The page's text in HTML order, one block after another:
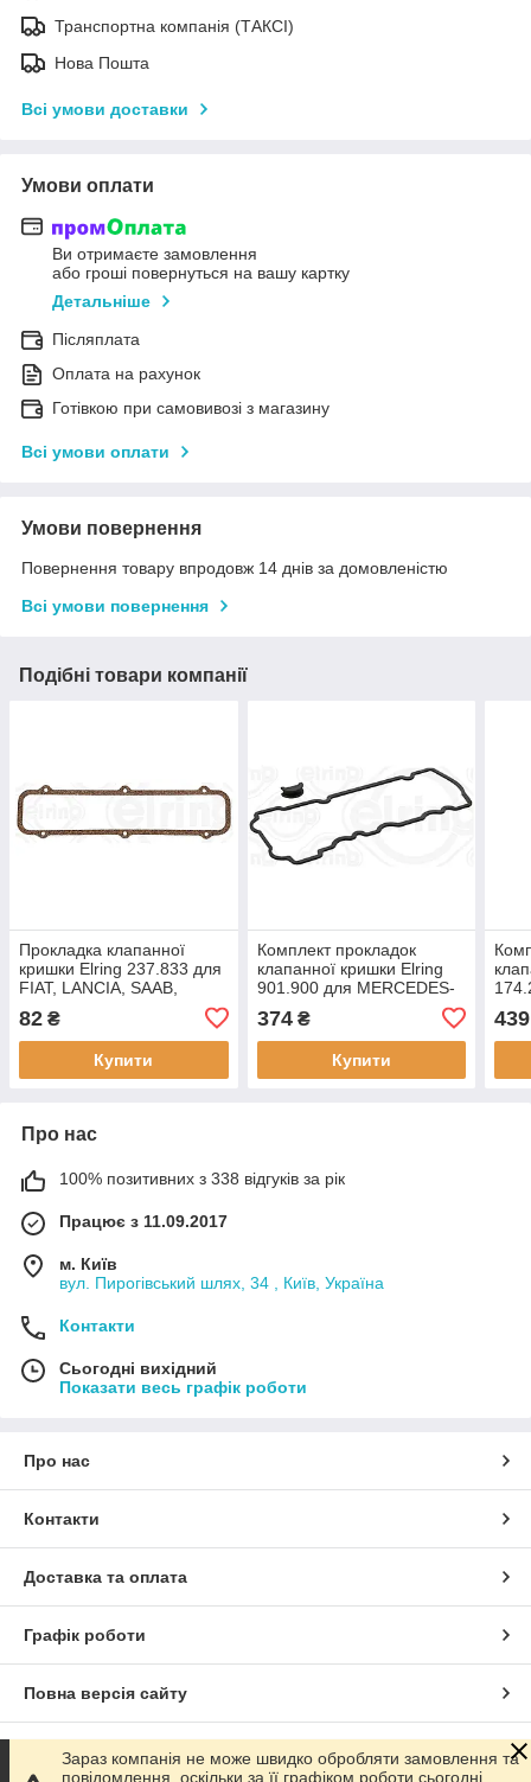
Транспортна компанія (ТАКСІ)
Нова Пошта
Всі умови доставки
Умови оплати
Ви отримаєте замовлення
або гроші повернуться на вашу картку
Детальніше
Післяплата
Оплата на рахунок
Готівкою при самовивозі з магазину
Всі умови оплати
Умови повернення
Повернення товару впродовж 14 днів за домовленістю
Всі умови повернення
Подібні товари компанії
Прокладка клапанної
кришки Elring 237.833 для
FIAT, LANCIA, SAAB,
82 ₴
Купити
Комплект прокладок
клапанної кришки Elring
901.900 для MERCEDES-
374₴
Купити
439
Про нас
100% позитивних з 338 відгуків за рік
Працює з 11.09.2017
м. Київ
вул. Пирогівський шлях, 34 , Київ, Україна
Контакти
Сьогодні вихідний
Показати весь графік роботи
Про нас
Контакти
Доставка та оплата
Графік роботи
Повна версія сайту
Сайт створено на маркетплейсі Prom.ua
Зараз компанія не може швидко обробляти замовлення та
повідомлення, оскільки за її графіком роботи сьогодні